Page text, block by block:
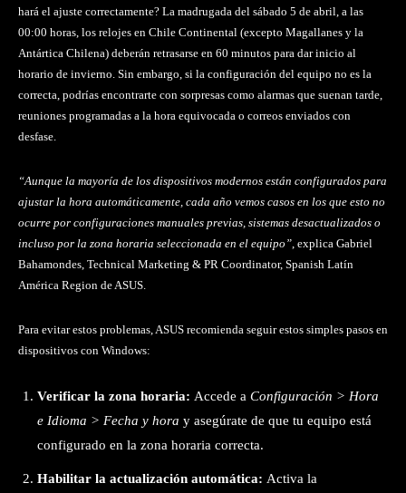
hará el ajuste correctamente? La madrugada del sábado 5 de abril, a las
00:00 horas, los relojes en Chile Continental (excepto Magallanes y la
Antártica Chilena) deberán retrasarse en 60 minutos para dar inicio al
horario de invierno. Sin embargo, si la configuración del equipo no es la
correcta, podrías encontrarte con sorpresas como alarmas que suenan tarde,
reuniones programadas a la hora equivocada o correos enviados con
desfase.
“Aunque la mayoría de los dispositivos modernos están configurados para
ajustar la hora automáticamente, cada año vemos casos en los que esto no
ocurre por configuraciones manuales previas, sistemas desactualizados o
incluso por la zona horaria seleccionada en el equipo”, explica Gabriel
Bahamondes, Technical Marketing & PR Coordinator, Spanish Latín
América Region de ASUS.
Para evitar estos problemas, ASUS recomienda seguir estos simples pasos en
dispositivos con Windows:
Verificar la zona horaria: Accede a Configuración > Hora
e Idioma > Fecha y hora y asegúrate de que tu equipo está
configurado en la zona horaria correcta.
Habilitar la actualización automática: Activa la